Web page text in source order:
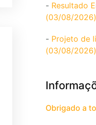
- Resultado
(03/08/2026)
- Projeto de
(03/08/2026)
Obrigado a